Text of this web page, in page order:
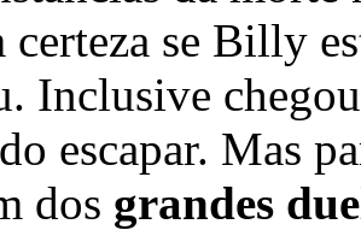
certeza se Billy
Inclusive
escapar. Mas
dos grandes